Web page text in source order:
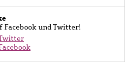
Facebook und Twitter!